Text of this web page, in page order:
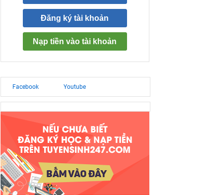
Đăng ký tài khoản
Nạp tiền vào tài khoản
Facebook Youtube